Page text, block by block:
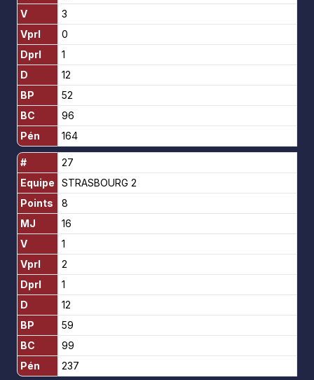
V
Vprl
Dprl
D
BP
BC
Pén
#
Equipe
Points
MJ
V
Vprl
Dprl
D
BP
BC
Pén
3
0
1
12
52
96
164
27
STRASBOURG 2
8
16
1
2
1
12
59
99
237